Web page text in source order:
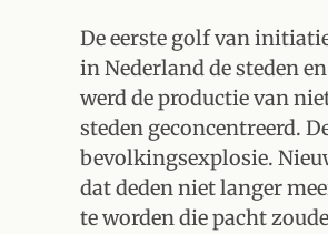
De eerste golf van
in Nederland de steden
werd de productie van
steden geconcentreerd.
bevolkingsexplosie.
dat deden niet langer
te worden die pacht